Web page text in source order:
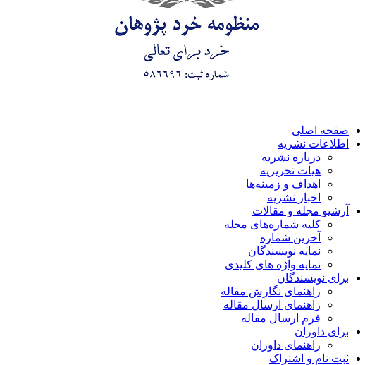
صفحه اصلی
اطلاعات نشریه
درباره نشریه
هیات تحریریه
اهداف و زمینه‌ها
اخبار نشریه
آرشیو مجله و مقالات
کلیه شماره‌های مجله
آخرین شماره
نمایه نویسندگان
نمایه واژه های کلیدی
برای نویسندگان
راهنمای نگارش مقاله
راهنمای ارسال مقاله
فرم ارسال مقاله
برای داوران
راهنمای داوران
ثبت نام و اشتراک